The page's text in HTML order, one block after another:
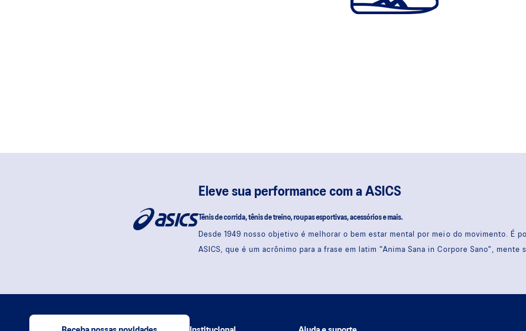
Eleve sua performance com a ASICS
Tênis de corrida, tênis de treino, roupas esportivas, acessórios e mais.
Desde 1949 nosso objetivo é melhorar o bem estar mental por meio do movimento. É
ASICS, que é um acrônimo para a frase em latim "Anima Sana in Corpore Sano", mente